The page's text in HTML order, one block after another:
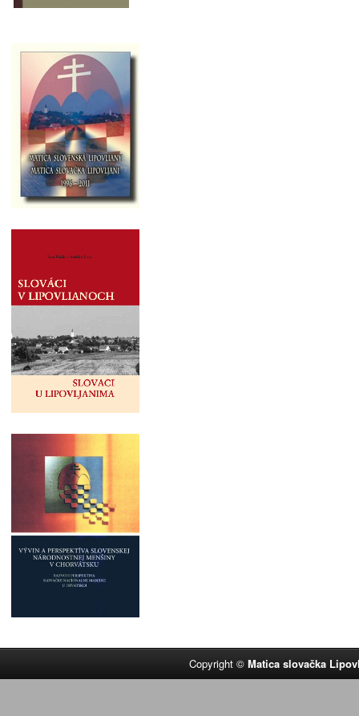
Copyright ©Matica slovačka